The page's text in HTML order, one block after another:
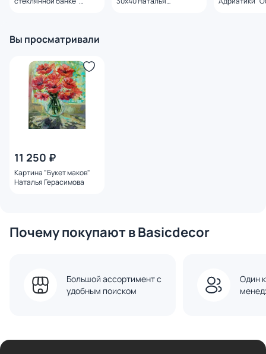
Вы просматривали
11 250 ₽
Картина "Букет маков"
Наталья Герасимова
Почему покупают в Basicdecor
Большой ассортимент с
удобным поиском
Один